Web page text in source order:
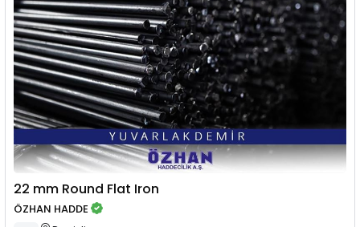
22 mm Round Flat Iron
ÖZHAN HADDE